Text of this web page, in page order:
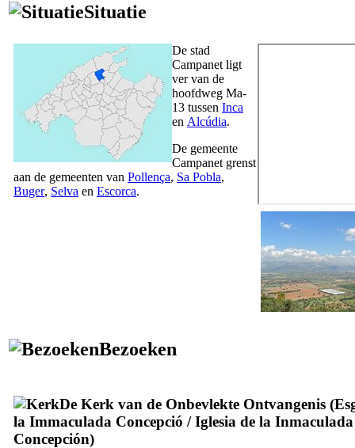
Situatie
De stad
Campanet ligt
ver van de
hoofdweg Ma-
13 tussen Inca
en Alcúdia.
De gemeente
Campanet grenst
aan de gemeenten van Pollença, Sa Pobla,
Buger, Selva en Escorca.
Bezoeken
De Kerk van de Onbevlekte Ontvangenis (
la Immaculada Concepció /Iglesia de la Inmaculada
Concepción)